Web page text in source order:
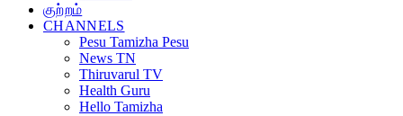
குற்றம்
CHANNELS
Pesu Tamizha Pesu
News TN
Thiruvarul TV
Health Guru
Hello Tamizha